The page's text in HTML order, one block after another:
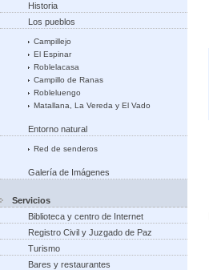
Historia
Los pueblos
Campillejo
El Espinar
Roblelacasa
Campillo de Ranas
Robleluengo
Matallana, La Vereda y El Vado
Entorno natural
Red de senderos
Galería de Imágenes
Servicios
Biblioteca y centro de Internet
Registro Civil y Juzgado de Paz
Turismo
Bares y restaurantes